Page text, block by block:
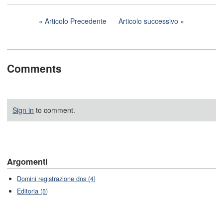
Articolo Precedente Articolo successivo
Comments
Sign in to comment.
Argomenti
Domini registrazione dns (4)
Editoria (5)